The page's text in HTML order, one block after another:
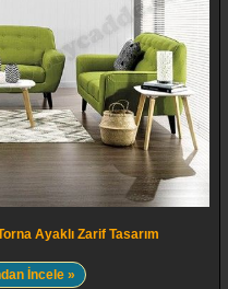
Ayaklı Zarif Tasarım
İncele »